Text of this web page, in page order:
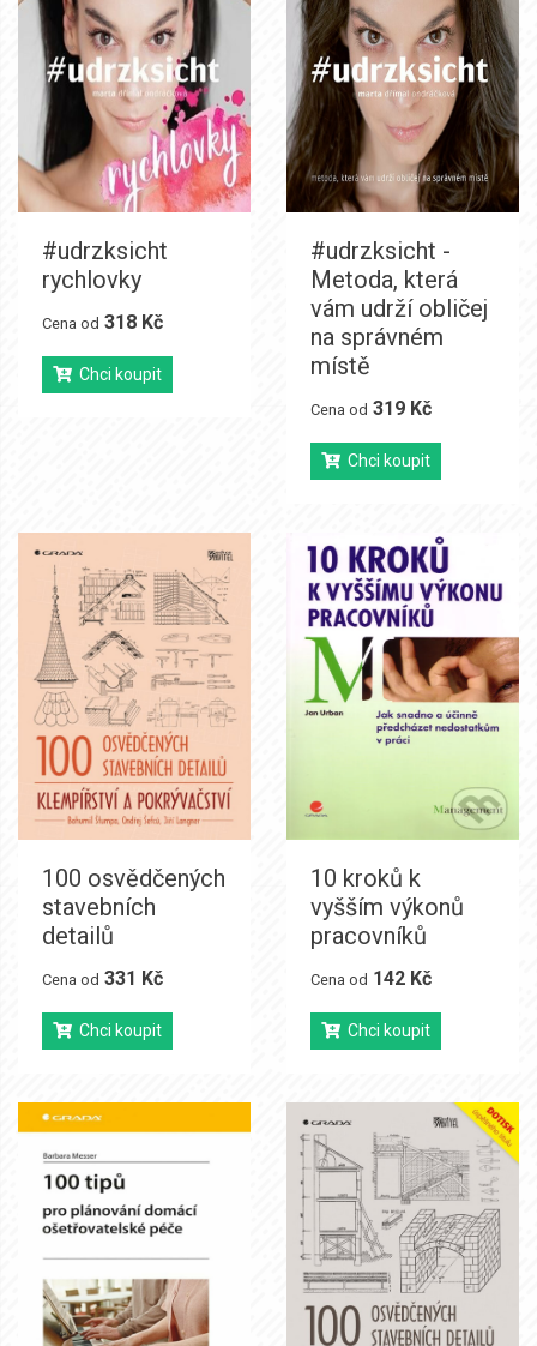
#udrzksicht
rychlovky
Cena od 318 Kč
Chci koupit
#udrzksicht -
Metoda, která
vám udrží obličej
na správném
místě
Cena od 319 Kč
Chci koupit
100 osvědčených
stavebních
detailů
Cena od 331 Kč
Chci koupit
10 kroků k
vyšším výkonů
pracovníků
Cena od 142 Kč
Chci koupit